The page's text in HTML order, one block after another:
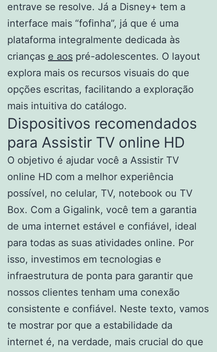
entrave se resolve. Já a Disney+ tem a
interface mais “fofinha”, já que é uma
plataforma integralmente dedicada às
crianças e aos pré-adolescentes. O layout
explora mais os recursos visuais do que
opções escritas, facilitando a exploração
mais intuitiva do catálogo.
Dispositivos recomendados
para Assistir TV online HD
O objetivo é ajudar você a Assistir TV
online HD com a melhor experiência
possível, no celular, TV, notebook ou TV
Box. Com a Gigalink, você tem a garantia
de uma internet estável e confiável, ideal
para todas as suas atividades online. Por
isso, investimos em tecnologias e
infraestrutura de ponta para garantir que
nossos clientes tenham uma conexão
consistente e confiável. Neste texto, vamos
te mostrar por que a estabilidade da
internet é, na verdade, mais crucial do que